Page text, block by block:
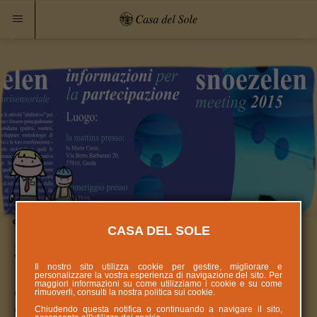
Snoezelen Meeting garda 2015
Giovedì 16 aprile si terrà a Garda (vr) una giornata dedicata
allo studio del metodo Snoezelen.
CASA DEL SOLE
Il nostro sito utilizza cookie per gestire, migliorare e
personalizzare la vostra esperienza di navigazione del sito. Per
maggiori informazioni su come utilizziamo i cookie e su come
rimuoverli, consulti la nostra politica suicookie.
Chiudendo questa notifica o continuando a navigare il sito,